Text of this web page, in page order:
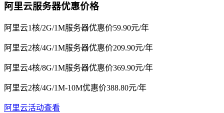
阿里云服务器优惠价格
阿里云1核/2G/1M服务器优惠价59.90元/年
阿里云2核/4G/1M服务器优惠价209.90元/年
阿里云4核/8G/1M服务器优惠价369.90元/年
阿里云2核/4G/1M-10M优惠价388.80元/年
阿里云活动查看